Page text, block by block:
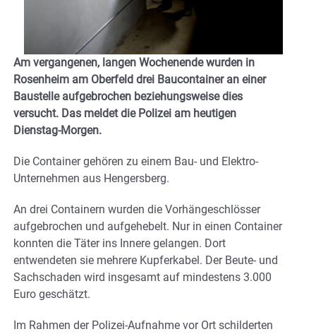
Am vergangenen, langen Wochenende wurden in
Rosenheim am Oberfeld drei Baucontainer an einer
Baustelle aufgebrochen beziehungsweise dies
versucht. Das meldet die Polizei am heutigen
Dienstag-Morgen.
Die Container gehören zu einem Bau- und Elektro-
Unternehmen aus Hengersberg.
An drei Containern wurden die Vorhängeschlösser
aufgebrochen und aufgehebelt. Nur in einen Container
konnten die Täter ins Innere gelangen. Dort
entwendeten sie mehrere Kupferkabel. Der Beute- und
Sachschaden wird insgesamt auf mindestens 3.000
Euro geschätzt.
Im Rahmen der Polizei-Aufnahme vor Ort schilderten